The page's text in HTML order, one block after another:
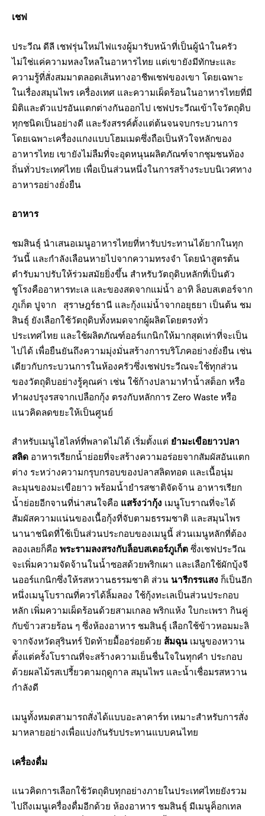
เชฟ
ประวีณ ดีลี เชฟรุ่นใหม่ไฟแรงผู้มารับหน้าที่เป็นผู้นำในครัว
ไม่ใช่แค่ความหลงใหลในอาหารไทย แต่เขายังมีทักษะและ
ความรู้ที่สั่งสมมาตลอดเส้นทางอาชีพเชฟของเขา โดยเฉพาะ
ในเรื่องสมุนไพร เครื่องเทศ และความเผ็ดร้อนในอาหารไทยที่มี
มิติและตัวแปรอันแตกต่างกันออกไป เชฟประวีณเข้าใจวัตถุดิบ
ทุกชนิดเป็นอย่างดี และรังสรรค์ตั้งแต่ต้นจนจบกระบวนการ
โดยเฉพาะเครื่องแกงแบบโฮมเมดซึ่งถือเป็นหัวใจหลักของ
อาหารไทย เขายังไม่ลืมที่จะอุดหนุนผลิตภัณฑ์จากชุมชนท้อง
ถิ่นทั่วประเทศไทย เพื่อเป็นส่วนหนึ่งในการสร้างระบบนิเวศทาง
อาหารอย่างยั่งยืน
อาหาร
ชมสินธุ์ นำเสนอเมนูอาหารไทยที่หารับประทานได้ยากในทุก
วันนี้ และกำลังเลือนหายไปจากความทรงจำ โดยนำสูตรต้น
ตำรับมาปรับให้ร่วมสมัยยิ่งขึ้น สำหรับวัตถุดิบหลักที่เป็นตัว
ชูโรงคืออาหารทะเล และของสดจากแม่น้ำ อาทิ ล็อบสเตอร์จาก
ภูเก็ต ปูจาก สุราษฎร์ธานี และกุ้งแม่น้ำจากอยุธยา เป็นต้น ชม
สินธุ์ ยังเลือกใช้วัตถุดิบทั้งหมดจากผู้ผลิตโดยตรงทั่ว
ประเทศไทย และใช้ผลิตภัณฑ์ออร์แกนิกให้มากสุดเท่าที่จะเป็น
ไปได้ เพื่อยืนยันถึงความมุ่งมั่นสร้างการบริโภคอย่างยั่งยืน เช่น
เดียวกับกระบวนการในห้องครัวซึ่งเชฟประวีณจะใช้ทุกส่วน
ของวัตถุดิบอย่างรู้คุณค่า เช่น ใช้ก้างปลามาทำน้ำสต็อก หรือ
ทำผงปรุงรสจากเปลือกกุ้ง ตรงกับหลักการ Zero Waste หรือ
แนวคิดลดขยะให้เป็นศูนย์
สำหรับเมนูไฮไลท์ที่พลาดไม่ได้ เริ่มตั้งแต่ ยำมะเขือยาวปลา
สลิด อาหารเรียกน้ำย่อยที่จะสร้างความอร่อยจากสัมผัสอันแตก
ต่าง ระหว่างความกรุบกรอบของปลาสลิดทอด และเนื้อนุ่ม
ละมุนของมะเขือยาว พร้อมน้ำยำรสชาติจัดจ้าน อาหารเรียก
น้ำย่อยอีกจานที่น่าสนใจคือ แสร้งว่ากุ้ง เมนูโบราณที่จะได้
สัมผัสความแน่นของเนื้อกุ้งที่จับตามธรรมชาติ และสมุนไพร
นานาชนิดที่ใช้เป็นส่วนประกอบของเมนูนี้ ส่วนเมนูหลักที่ต้อง
ลองเลยก็คือ พระรามลงสรงกับล็อบสเตอร์ภูเก็ต ซึ่งเชฟประวีณ
จะเพิ่มความจัดจ้านในน้ำซอสด้วยพริกเผา และเลือกใช้ผักบุ้งจี
นออร์แกนิกซึ่งให้รสหวานธรรมชาติ ส่วน นารีกรรแสง ก็เป็นอีก
หนึ่งเมนูโบราณที่ควรได้ลิ้มลอง ใช้กุ้งทะเลเป็นส่วนประกอบ
หลัก เพิ่มความเผ็ดร้อนด้วยสามเกลอ พริกแห้ง ใบกะเพรา กินคู่
กับข้าวสวยร้อน ๆ ซึ่งห้องอาหาร ชมสินธุ์ เลือกใช้ข้าวหอมมะลิ
จากจังหวัดสุรินทร์ ปิดท้ายมื้ออร่อยด้วย ส้มฉุน เมนูของหวาน
ตั้งแต่ครั้งโบราณที่จะสร้างความเย็นชื่นใจในทุกคำ ประกอบ
ด้วยผลไม้รสเปรี้ยวตามฤดูกาล สมุนไพร และน้ำเชื่อมรสหวาน
กำลังดี
เมนูทั้งหมดสามารถสั่งได้แบบอะลาคาร์ท เหมาะสำหรับการสั่ง
มาหลายอย่างเพื่อแบ่งกันรับประทานแบบคนไทย
เครื่องดื่ม
แนวคิดการเลือกใช้วัตถุดิบทุกอย่างภายในประเทศไทยยังรวม
ไปถึงเมนูเครื่องดื่มอีกด้วย ห้องอาหาร ชมสินธุ์ มีเมนูค็อกเทล